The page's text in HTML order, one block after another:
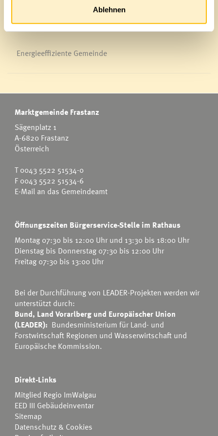
Ablehnen
Energieeffiziente Gemeinde
Marktgemeinde Frastanz
Sägenplatz 1
A-6820 Frastanz
Österreich
T0043 5522 51534-0
F 0043 5522 51534-6
E-Mail an das Gemeindeamt
Öffnungszeiten Bürgerservice-Stelle im Rathaus
Montag 07:30 bis 12:00 Uhr und 13:30 bis 18:00 Uhr
Dienstag bis Donnerstag 07:30 bis 12:00 Uhr
Freitag 07:30 bis 13:00 Uhr
Bei der Durchführung von LEADER-Projekten werden wir
unterstützt durch:
Bund, Land Vorarlberg und Europäischer Union
(LEADER): Bundesministerium für Land- und
Forstwirtschaft Regionen und Wasserwirtschaft und
Europäische Kommission.
Direkt-Links
Mitglied Regio ImWalgau
EED III Gebäudeinventar
Sitemap
Datenschutz & Cookies